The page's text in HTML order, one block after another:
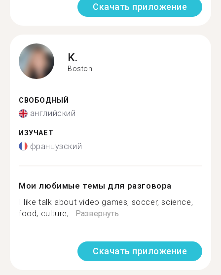
Скачать приложение
K.
Boston
СВОБОДНЫЙ
английский
ИЗУЧАЕТ
французский
Мои любимые темы для разговора
I like talk about video games, soccer, science,
food, culture,... Развернуть
Скачать приложение